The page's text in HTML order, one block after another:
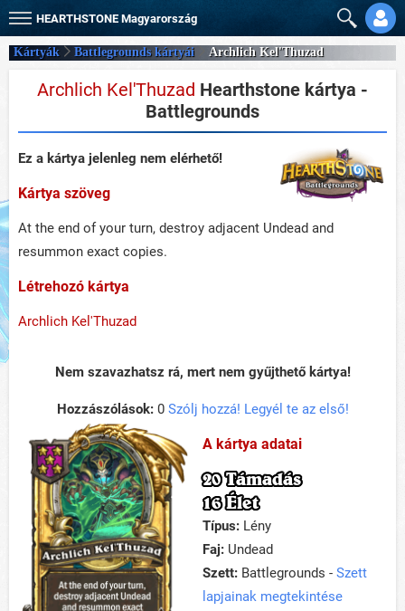
HEARTHSTONE Magyarország
Kártyák Battlegrounds kártyái Archlich Kel'Thuzad
Archlich Kel'Thuzad Hearthstone kártya -
Battlegrounds
Ez a kártya jelenleg nem elérhető!
Kártya szöveg
At the end of your turn, destroy adjacent Undead and
resummon exact copies.
Létrehozó kártya
Archlich Kel'Thuzad
Nem szavazhatsz rá, mert nem gyűjthető kártya!
Hozzászólások:0 Szólj hozzá! Legyél te az első!
A kártya adatai
20 Támadás
16 Élet
Típus: Lény
Faj: Undead
Szett: Battlegrounds - Szett
lapjainak megtekintése